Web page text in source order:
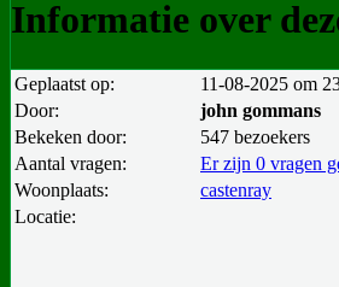
Informatie over
Geplaatst op:
11-08-2025 om
Door:
john gommans
Bekeken door:
547 bezoekers
Aantal vragen:
Er zijn 0 vragen
Woonplaats:
castenray
Locatie: